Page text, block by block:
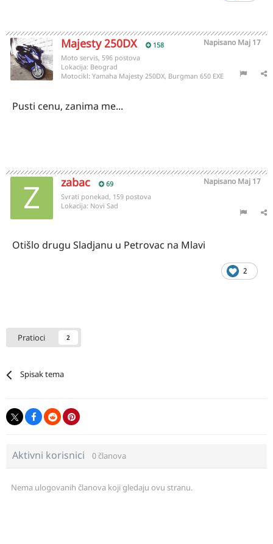
Majesty 250DX 158 Napisano Maj 17
Moto servis, 596 postova
Lokacija: Beograd
Motocikl: Yamaha Majesty 250DX, Burgman 650 EXE
Pusti cenu, zanima me...
zabac 69 Napisano Maj 17
Svrati ponekad, 159 postova
Lokacija: Novi Sad
Otišlo drugu Sladjanu u Petrovac na Mlavi
2
Pratioci 2
Spisak tema
Aktivni korisnici 0 članova
Nema ulogovanih članova koji gledaju ovu stranu.